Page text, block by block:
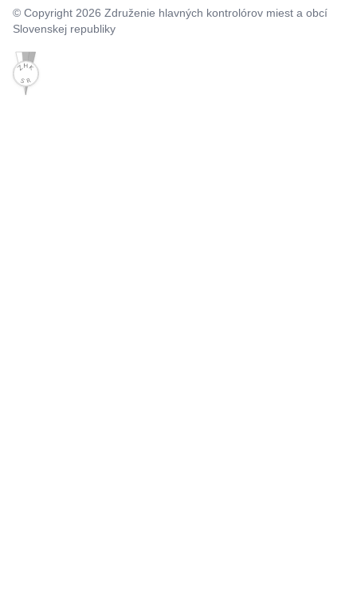
© Copyright 2026 Združenie hlavných kontrolórov miest a obcí
Slovenskej republiky